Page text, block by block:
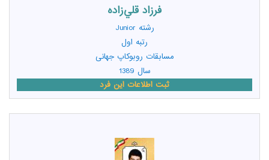
فرزاد قلي‌زاده
رشته Junior
رتبه اول
مسابقات روبوکاپ جهانی
سال 1389
ثبت اطلاعات این فرد